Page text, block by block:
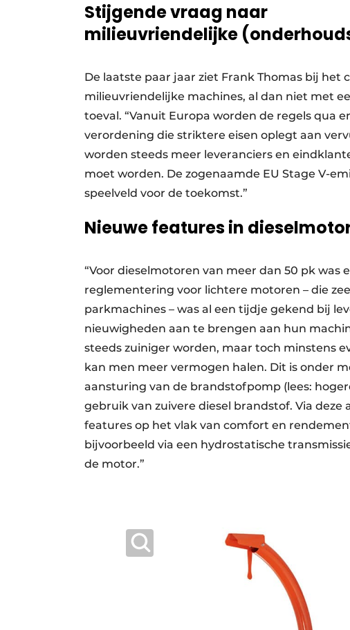
Stijgende vraag naar
milieuvriendelijke
De laatste paar jaar ziet Frank Thomas bij
milieuvriendelijke machines, al dan niet met
toeval. “Vanuit Europa worden de regels qua
verordening die striktere eisen oplegt aan
worden steeds meer leveranciers en
moet worden. De zogenaamde EU Stage V-
speelveld voor de toekomst.”
Nieuwe features in
“Voor dieselmotoren van meer dan 50 pk was
reglementering voor lichtere motoren – die
parkmachines – was al een tijdje gekend bij
nieuwigheden aan te brengen aan hun
steeds zuiniger worden, maar toch minstens
kan men meer vermogen halen. Dit is onder
aansturing van de brandstofpomp (lees:
gebruik van zuivere diesel brandstof. Via
features op het vlak van comfort en
bijvoorbeeld via een hydrostatische
de motor.”